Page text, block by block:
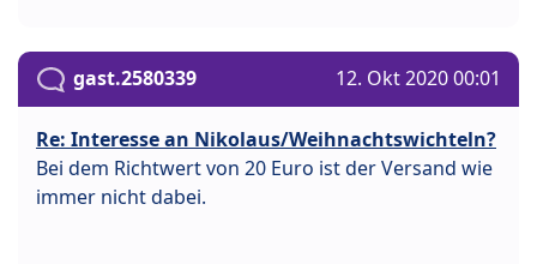
gast.2580339 12. Okt 2020 00:01
Re: Interesse an Nikolaus/Weihnachtswichteln?
Bei dem Richtwert von 20 Euro ist der Versand wie
immer nicht dabei.